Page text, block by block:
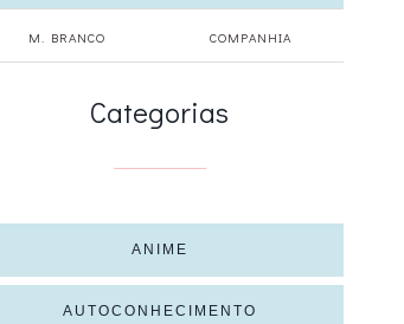
M. BRANCO COMPANHIA
Categorias
ANIME
AUTOCONHECIMENTO